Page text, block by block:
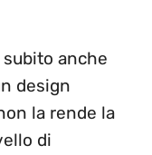
subito anche
design
la rende la
di